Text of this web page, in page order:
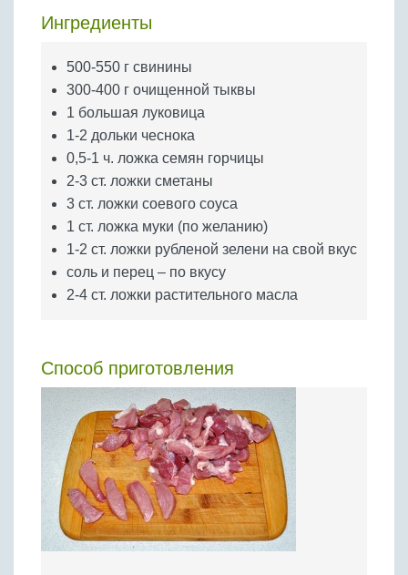
Яйца
Крупы
Ингредиенты
500-550 г свинины
300-400 г очищенной тыквы
1 большая луковица
1-2 дольки чеснока
0,5-1 ч. ложка семян горчицы
2-3 ст. ложки сметаны
3 ст. ложки соевого соуса
1 ст. ложка муки (по желанию)
1-2 ст. ложки рубленой зелени на свой вкус
соль и перец – по вкусу
2-4 ст. ложки растительного масла
Способ приготовления